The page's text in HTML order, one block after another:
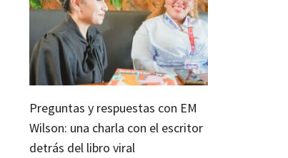
Preguntas y respuestas con EM
Wilson: una charla con el escritor
detrás del libro viral